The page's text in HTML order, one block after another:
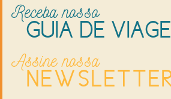
Receba nosso
GUIA DE
Assine nossa